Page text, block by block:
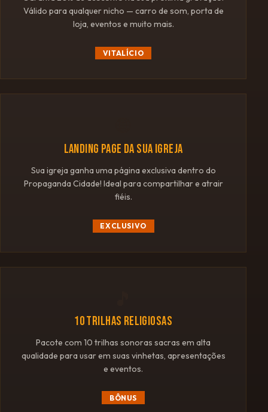
Válido para qualquer nicho — carro de som, porta de
loja, eventos e muito mais.
VITALÍCIO
LANDING PAGE DA SUA IGREJA
Sua igreja ganha uma página exclusiva dentro do
Propaganda Cidade! Ideal para compartilhar e atrair
fiéis.
EXCLUSIVO
10 TRILHAS RELIGIOSAS
Pacote com 10 trilhas sonoras sacras em alta
qualidade para usar em suas vinhetas, apresentações
e eventos.
BÔNUS